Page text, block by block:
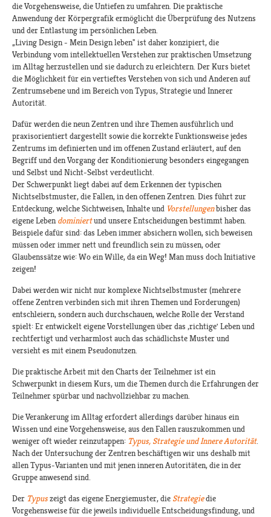
die Vorgehensweise, die Untiefen zu umfahren. Die praktische
Anwendung der Körpergrafik ermöglicht die Überprüfung des Nutzens
und der Entlastung im persönlichen Leben.
„Living Design - Mein Design leben" ist daher konzipiert, die
Verbindung vom intellektuellen Verstehen zur praktischen Umsetzung
im Alltag herzustellen und sie dadurch zu erleichtern. Der Kurs bietet
die Möglichkeit für ein vertieftes Verstehen von sich und Anderen auf
Zentrumsebene und im Bereich von Typus, Strategie und Innerer
Autorität.
Dafür werden die neun Zentren und ihre Themen ausführlich und
praxisorientiert dargestellt sowie die korrekte Funktionsweise jedes
Zentrums im definierten und im offenen Zustand erläutert, auf den
Begriff und den Vorgang der Konditionierung besonders eingegangen
und Selbst und Nicht-Selbst verdeutlicht.
Der Schwerpunkt liegt dabei auf dem Erkennen der typischen
Nichtselbstmuster, die Fallen, in den offenen Zentren. Dies führt zur
Entdeckung, welche Sichtweisen, Inhalte und Vorstellungenbisher das
eigene Lebendominiertund unsere Entscheidungen bestimmt haben.
Beispiele dafür sind: das Leben immer absichern wollen, sich beweisen
müssen oder immer nett und freundlich sein zu müssen, oder
Glaubenssätze wie: Wo ein Wille, da ein Weg! Man muss doch Initiative
zeigen!
Dabei werden wir nicht nur komplexe Nichtselbstmuster (mehrere
offene Zentren verbinden sich mit ihren Themen und Forderungen)
entschleiern, sondern auch durchschauen, welche Rolle der Verstand
spielt: Er entwickelt eigene Vorstellungen über das ‚richtige' Leben und
rechtfertigt und verharmlost auch das schädlichste Muster und
versieht es mit einem Pseudonutzen.
Die praktische Arbeit mit den Charts der Teilnehmer ist ein
Schwerpunkt in diesem Kurs, um die Themen durch die Erfahrungen der
Teilnehmer spürbar und nachvollziehbar zu machen.
Die Verankerung im Alltag erfordert allerdings darüber hinaus ein
Wissen und eine Vorgehensweise, aus den Fallen rauszukommen und
weniger oft wieder reinzutappen: Typus, Strategie und Innere Autorität.
Nach der Untersuchung der Zentren beschäftigen wir uns deshalb mit
allen Typus-Varianten und mit jenen inneren Autoritäten, die in der
Gruppe anwesend sind.
Der Typuszeigt das eigene Energiemuster, die Strategiedie
Vorgehensweise für die jeweils individuelle Entscheidungsfindung, und